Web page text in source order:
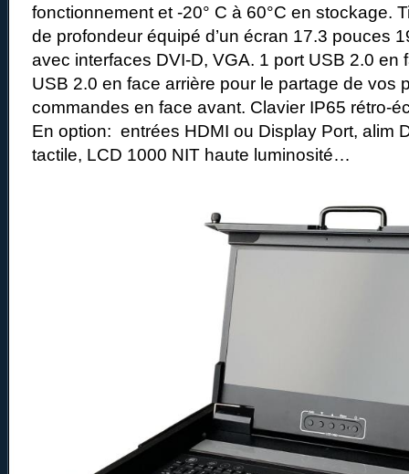
fonctionnement et -20° C à 60°C en stockage.
de profondeur équipé d’un écran 17.3 pouces
avec interfaces DVI-D, VGA. 1 port USB 2.0 en
USB 2.0 en face arrière pour le partage de vos
commandes en face avant. Clavier IP65 rétro-
En option: entrées HDMI ou Display Port, alim
tactile, LCD 1000 NIT haute luminosité…